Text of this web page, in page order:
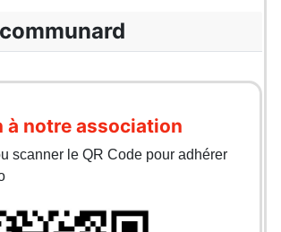
à notre association
scanner le QR Code pour adhérer